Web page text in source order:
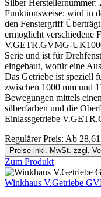
Silber Herstellernummer:
Funktionsweise: wird in
den Fenstergriff
ermöglicht verschiedene
V.GETR.GVMG-
Serie und ist für
eingebaut, wofür eine
Das Getriebe ist speziell
zwischen 1000 mm und
Bewegungen mittels
silberfarben und die
Einlassgetriebe
Regulärer Preis: Ab
Preise inkl. MwSt. zzgl.
Zum Produkt
Winkhaus V.Getriebe